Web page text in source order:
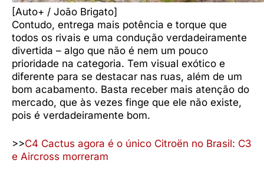
[Auto+ / João Brigato]
Contudo, entrega mais potência e torque que
todos os rivais e uma condução verdadeiramente
divertida – algo que não é nem um pouco
prioridade na categoria. Tem visual exótico e
diferente para se destacar nas ruas, além de um
bom acabamento. Basta receber mais atenção do
mercado, que às vezes finge que ele não existe,
pois é verdadeiramente bom.
>>C4 Cactus agora é o único Citroën no Brasil: C3
e Aircross morreram